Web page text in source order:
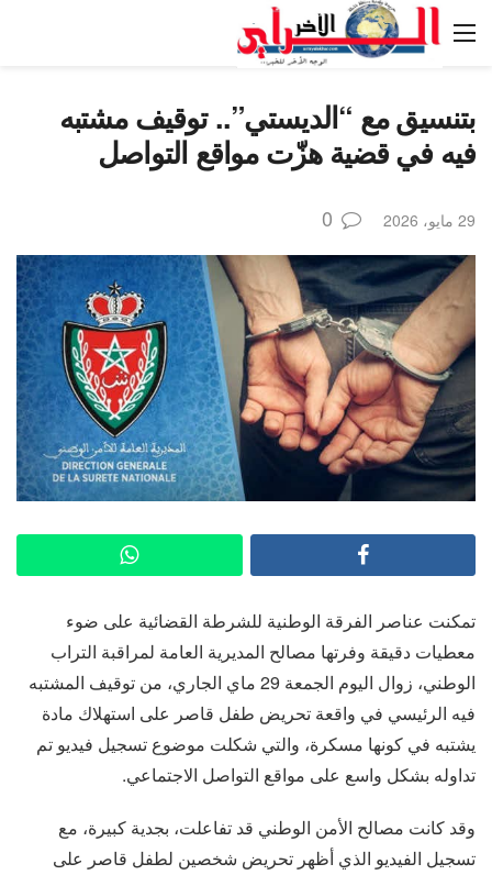
بتنسيق مع “الديستي”.. توقيف مشتبه
فيه في قضية هزّت مواقع التواصل
29 مايو، 2026 0
تمكنت عناصر الفرقة الوطنية للشرطة القضائية على ضوء
معطيات دقيقة وفرتها مصالح المديرية العامة لمراقبة التراب
الوطني، زوال اليوم الجمعة 29 ماي الجاري، من توقيف المشتبه
فيه الرئيسي في واقعة تحريض طفل قاصر على استهلاك مادة
يشتبه في كونها مسكرة، والتي شكلت موضوع تسجيل فيديو تم
تداوله بشكل واسع على مواقع التواصل الاجتماعي.
وقد كانت مصالح الأمن الوطني قد تفاعلت، بجدية كبيرة، مع
تسجيل الفيديو الذي أظهر تحريض شخصين لطفل قاصر على